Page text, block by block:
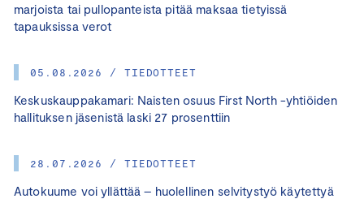
marjoista tai pullopanteista pitää maksaa tietyissä
tapauksissa verot
05.08.2026 / TIEDOTTEET
Keskuskauppakamari: Naisten osuus First North -yhtiöiden
hallituksen jäsenistä laski 27 prosenttiin
28.07.2026 / TIEDOTTEET
Autokuume voi yllättää – huolellinen selvitystyö käytettyä